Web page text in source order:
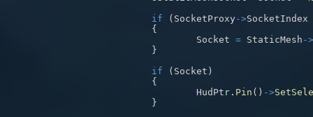
if
( SocketProxy->SocketIndex
{
				Socket
= StaticMesh ->
}
if
( Socket )
{
				HudPtr
. Pin ( ) ->
}